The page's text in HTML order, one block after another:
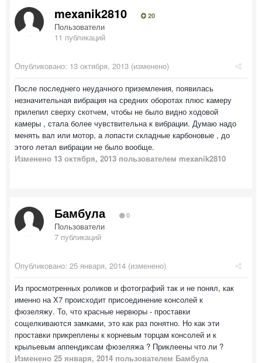
mexanik2810 20
Пользователи
11 публикаций
Опубликовано: 13 октября, 2013 (изменено)
После последнего неудачного приземления, появилась
незначительная вибрация на средних оборотах плюс камеру
прилепил сверху скотчем, чтобы не было видно ходовой
камеры , стала более чувствительна к вибрации. Думаю надо
менять вал или мотор, а лопасти складные карбоновые , до
этого летал вибрации не было вообще.
Изменено 13 октября, 2013 пользователем mexanik2810
Бамбула 0
Пользователи
7 публикаций
Опубликовано: 25 января, 2014 (изменено)
Из просмотренных роликов и фотографий так и не понял, как
именно на Х7 происходит присоединение консолей к
фюзеляжу. То, что красные нервюры - проставки
сощелкиваются замками, это как раз понятно. Но как эти
проставки прикреплены к корневым торцам консолей и к
крыльевым аппендиксам фюзеляжа ? Приклеены что ли ?
Изменено 25 января, 2014 пользователем Бамбула